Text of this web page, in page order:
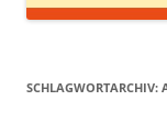
SCHLAGWORTARCHIV: